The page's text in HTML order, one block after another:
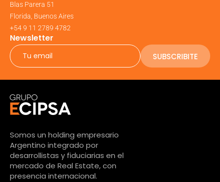
Blas Parera 51
Florida, Buenos Aires
+54 9 11 2789 4782
Newsletter
SUBSCRIBITE
Somos un holding empresario
Argentino integrado por
desarrollistas y fiduciarias en el
mercado de Real Estate, con
presencia internacional.